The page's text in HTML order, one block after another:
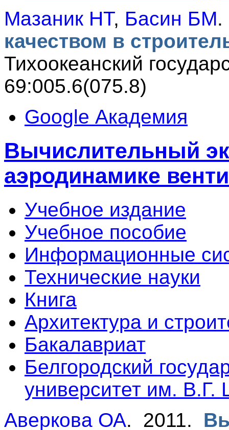
Мазаник НТ, Басин БМ
качеством в
Тихоокеанский
69:005.6(075.8)
Google Академия
Вычислительный
аэродинамике
Учебное издание
Учебное пособие
Информационные
Технические науки
Книга
Архитектура и
Бакалавриат
Белгородский
университет им. В.Г.
Аверкова ОА. 2011.